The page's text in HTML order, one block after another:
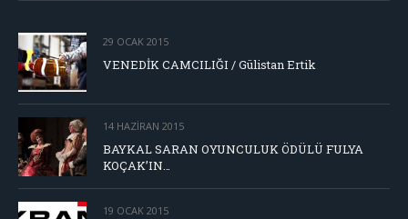
29 OCAK 2015
VENEDİK CAMCILIĞI / Gülistan Ertik
14 HAZIRAN 2015
BAYKAL SARAN OYUNCULUK ÖDÜLÜ FULYA
KOÇAK’IN…
19 OCAK 2015